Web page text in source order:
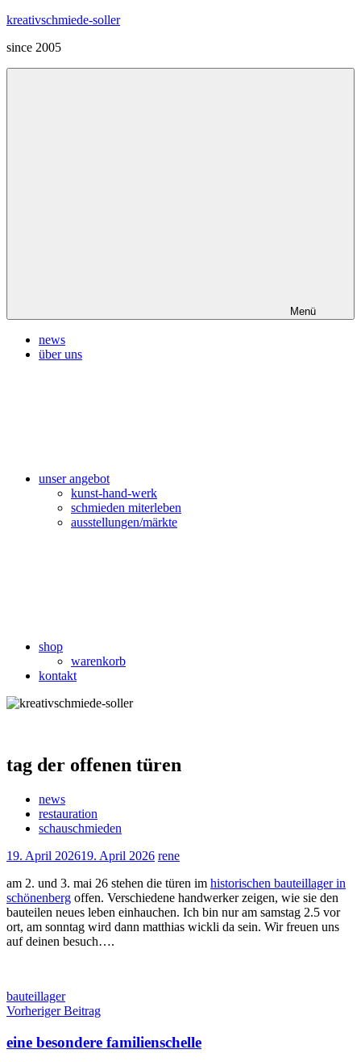
Zum
springen
kreativschmiede-soller
since 2005
Menü
news
über uns
unser angebot
kunst-hand-werk
schmieden miterleben
ausstellungen/märkte
shop
warenkorb
kontakt
tag der offenen türen
news
restauration
schauschmieden
19. April 202619. April 2026 rene
am 2. und 3. mai 26 stehen die türen im historischen bauteillager in
schönenberg offen. Verschiedene handwerker zeigen, wie sie den
bauteilen neues leben einhauchen. Ich bin nur am samstag 2.5 vor
ort, am sonntag wird dann matthias wickli da sein. Wir freuen uns
auf deinen besuch….
Schlagwörter
bauteillager
Beitragsnavigation
Vorheriger Beitrag
eine besondere familienschelle